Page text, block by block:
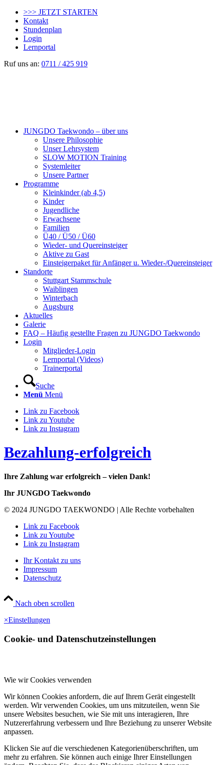
>>> JETZT STARTEN
Kontakt
Stundenplan
Login
Lernportal
Ruf uns an: 0711 / 425 919
JUNGDO Taekwondo – über uns
Unsere Philosophie
Unser Lehrsystem
SLOW MOTION Training
Systemleiter
Unsere Partner
Programme
Kleinkinder (ab 4,5)
Kinder
Jugendliche
Erwachsene
Familien
Ü40 / Ü50 / Ü60
Wieder- und Quereinsteiger
Aktive zu Gast
Einsteigerpaket für Anfänger u. Wieder-/Quereinsteiger
Standorte
Stuttgart Stammschule
Waiblingen
Winterbach
Augsburg
Aktuelles
Galerie
FAQ – Häufig gestellte Fragen zu JUNGDO Taekwondo
Login
Mitglieder-Login
Lernportal (Videos)
Trainerportal
Suche
Menü Menü
Link zu Facebook
Link zu Youtube
Link zu Instagram
Bezahlung-erfolgreich
Ihre Zahlung war erfolgreich – vielen Dank!
Ihr JUNGDO Taekwondo
© 2024 JUNGDO TAEKWONDO | Alle Rechte vorbehalten
Link zu Facebook
Link zu Youtube
Link zu Instagram
Ihr Kontakt zu uns
Impressum
Datenschutz
Nach oben scrollen
×Einstellungen
Cookie- und Datenschutzeinstellungen
Wie wir Cookies verwenden
Wir können Cookies anfordern, die auf Ihrem Gerät eingestellt
werden. Wir verwenden Cookies, um uns mitzuteilen, wenn Sie
unsere Websites besuchen, wie Sie mit uns interagieren, Ihre
Nutzererfahrung verbessern und Ihre Beziehung zu unserer Website
anpassen.
Klicken Sie auf die verschiedenen Kategorienüberschriften, um
mehr zu erfahren. Sie können auch einige Ihrer Einstellungen